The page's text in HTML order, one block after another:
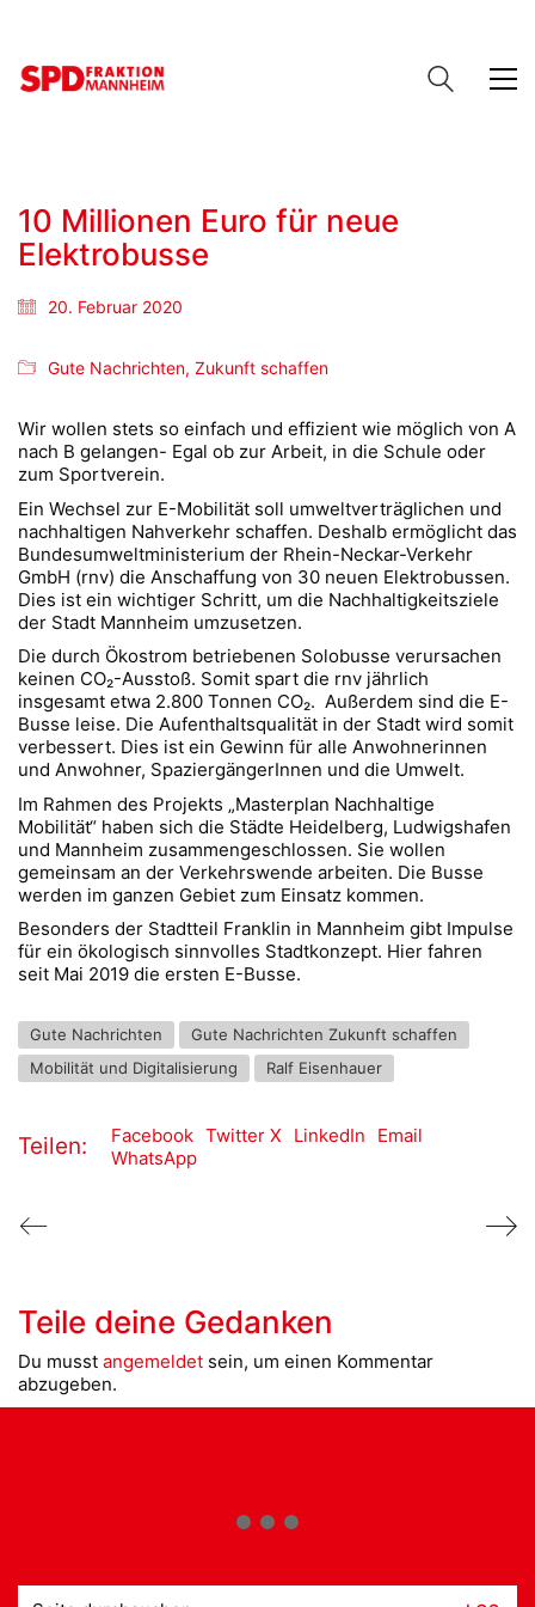
10 Millionen Euro für neue
Elektrobusse
20. Februar 2020
Gute Nachrichten, Zukunft schaffen
Wir wollen stets so einfach und effizient wie möglich von A
nach B gelangen- Egal ob zur Arbeit, in die Schule oder
zum Sportverein.
Ein Wechsel zur E-Mobilität soll umweltverträglichen und
nachhaltigen Nahverkehr schaffen. Deshalb ermöglicht das
Bundesumweltministerium der Rhein-Neckar-Verkehr
GmbH (rnv) die Anschaffung von 30 neuen Elektrobussen.
Dies ist ein wichtiger Schritt, um die Nachhaltigkeitsziele
der Stadt Mannheim umzusetzen.
Die durch Ökostrom betriebenen Solobusse verursachen
keinen CO₂-Ausstoß. Somit spart die rnv jährlich
insgesamt etwa 2.800 Tonnen CO₂. Außerdem sind die E-
Busse leise. Die Aufenthaltsqualität in der Stadt wird somit
verbessert. Dies ist ein Gewinn für alle Anwohnerinnen
und Anwohner, SpaziergängerInnen und die Umwelt.
Im Rahmen des Projekts „Masterplan Nachhaltige
Mobilität“ haben sich die Städte Heidelberg, Ludwigshafen
und Mannheim zusammengeschlossen. Sie wollen
gemeinsam an der Verkehrswende arbeiten. Die Busse
werden im ganzen Gebiet zum Einsatz kommen.
Besonders der Stadtteil Franklin in Mannheim gibt Impulse
für ein ökologisch sinnvolles Stadtkonzept. Hier fahren
seit Mai 2019 die ersten E-Busse.
Gute Nachrichten
Gute Nachrichten Zukunft schaffen
Mobilität und Digitalisierung
Ralf Eisenhauer
Teilen: Facebook Twitter X LinkedIn
Email
WhatsApp
Teile deine Gedanken
Du musst angemeldet sein, um einen Kommentar
abzugeben.